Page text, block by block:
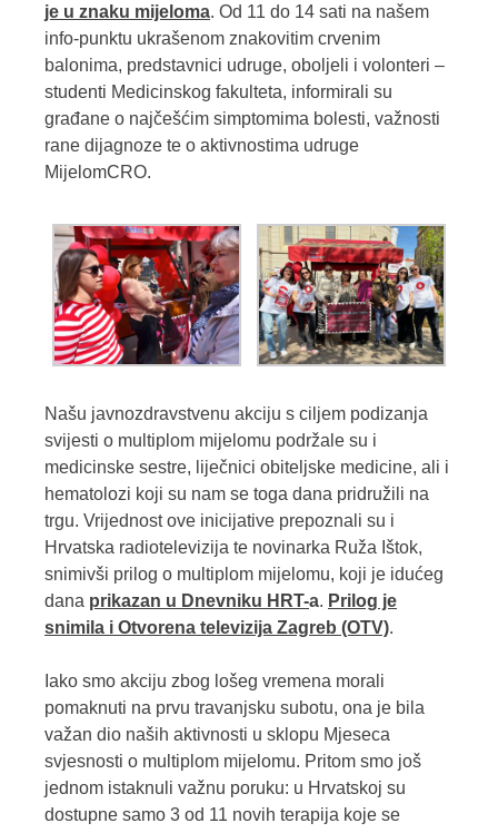
je u znaku mijeloma. Od 11 do 14 sati na našem
info-punktu ukrašenom znakovitim crvenim
balonima, predstavnici udruge, oboljeli i volonteri –
studenti Medicinskog fakulteta, informirali su
građane o najčešćim simptomima bolesti, važnosti
rane dijagnoze te o aktivnostima udruge
MijelomCRO.
Našu javnozdravstvenu akciju s ciljem podizanja
svijesti o multiplom mijelomu podržale su i
medicinske sestre, liječnici obiteljske medicine, ali i
hematolozi koji su nam se toga dana pridružili na
trgu. Vrijednost ove inicijative prepoznali su i
Hrvatska radiotelevizija te novinarka Ruža Ištok,
snimivši prilog o multiplom mijelomu, koji je idućeg
dana prikazan u Dnevniku HRT-a. Prilog je
snimila i Otvorena televizija Zagreb (OTV).
Iako smo akciju zbog lošeg vremena morali
pomaknuti na prvu travanjsku subotu, ona je bila
važan dio naših aktivnosti u sklopu Mjeseca
svjesnosti o multiplom mijelomu. Pritom smo još
jednom istaknuli važnu poruku: u Hrvatskoj su
dostupne samo 3 od 11 novih terapija koje se